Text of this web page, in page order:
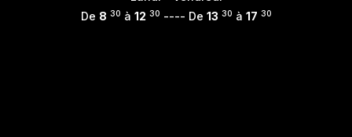
De 8 30 à 12 30 ---- De 13 30 à 17 30